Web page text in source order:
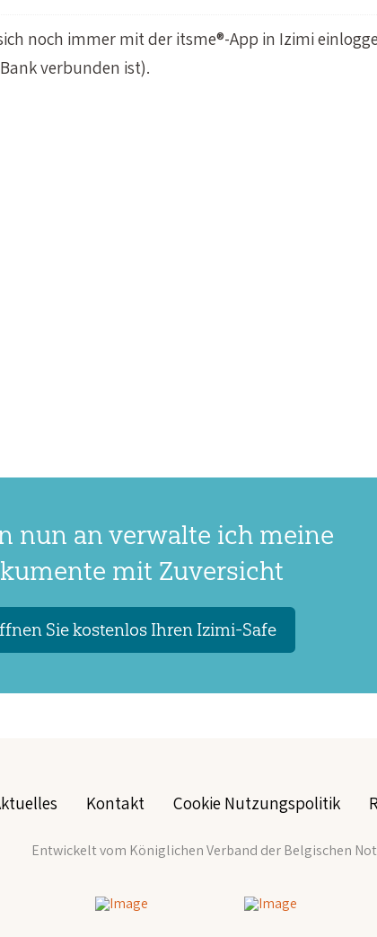
noch immer mit der itsme®-App in Izimi
verbunden ist).
nun an verwalte ich meine
mit Zuversicht
Sie kostenlos Ihren Izimi-Safe
Kontakt Cookie Nutzungspolitik
Entwickelt vom Königlichen Verband der Belgischen